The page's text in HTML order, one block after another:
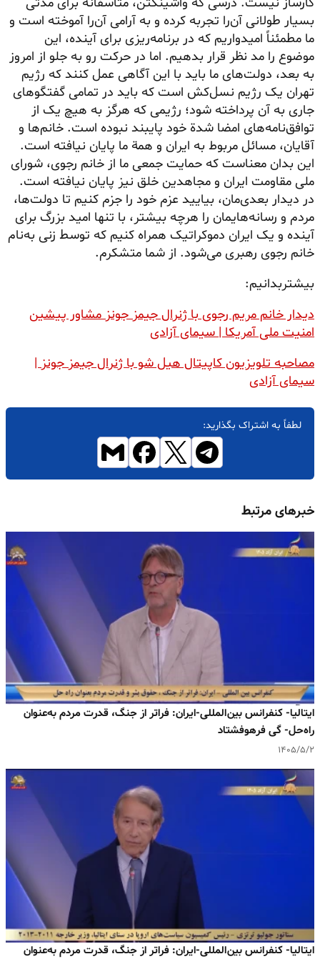
بسیار طولانی آن‌را تجربه کرده و به آرامی آن‌را آموخته است و
ما مطمئناً امیدواریم که در برنامه‌ریزی برای آینده، این
موضوع را مد نظر قرار بدهیم. اما در حرکت رو به جلو از امروز
به بعد، دولت‌های ما باید با این آگاهی عمل کنند که رژیم
تهران یک رژیم نسل‌کش است که باید در تمامی گفتگوهای
جاری به آن پرداخته شود؛ رژیمی که هرگز به هیچ یک از
توافق‌نامه‌های امضا شدة خود پایبند نبوده است. خانم‌ها و
آقایان، مسائل مربوط به ایران و همة ما پایان نیافته است.
این بدان معناست که حمایت جمعی ما از خانم رجوی، شورای
ملی مقاومت ایران و مجاهدین خلق نیز پایان نیافته است.
در دیدار بعدی‌مان، بیایید عزم خود را جزم کنیم تا دولت‌ها،
مردم و رسانه‌هایمان را هرچه بیشتر، با تنها امید بزرگ برای
آینده و یک ایران دموکراتیک همراه کنیم که توسط زنی به‌نام
خانم رجوی رهبری می‌شود. از شما متشکرم.
بیشتربدانیم:
دیدار خانم مریم رجوی با ژنرال جیمز جونز مشاور پیشین
امنیت ملی آمریکا | سیمای آزادی
مصاحبه تلویزیون کاپیتال هیل شو با ژنرال جیمز جونز |
سیمای آزادی
لطفاً به اشتراک بگذارید:
خبرهای مرتبط
ایتالیا- کنفرانس بین‌المللی-ایران: فراتر از جنگ، قدرت مردم به‌عنوان
راه‌حل- گی فرهوفشتاد
۱۴۰۵/۵/۲
ایتالیا- کنفرانس بین‌المللی-ایران: فراتر از جنگ، قدرت مردم به‌عنوان